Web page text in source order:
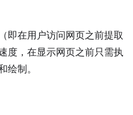
即在用户访问网页之前提取
度，在显示网页之前只需执
绘制。